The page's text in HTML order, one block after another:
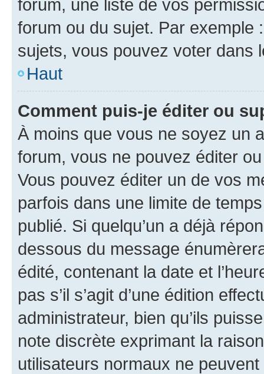
forum, une liste de vos
forum ou du sujet. Par exemple
sujets, vous pouvez voter dans
Haut
Comment puis-je éditer ou
À moins que vous ne soyez un
forum, vous ne pouvez éditer
Vous pouvez éditer un de vos
parfois dans une limite de
publié. Si quelqu’un a déjà
dessous du message
édité, contenant la date et
pas s’il s’agit d’une édition
administrateur, bien qu’ils
note discrète exprimant la
utilisateurs normaux ne